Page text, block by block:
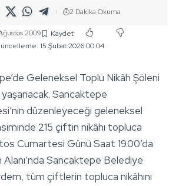
15 Şubat 2026 00:04
2009
2 Dakika Okuma
Geleneksel Toplu Nikâh Şöleni
Sancaktepe
düzenleyeceği geleneksel
215 çiftin nikâhı topluca
Cumartesi Günü Saat 19.00’da
Alanı’nda Sancaktepe Belediye
tüm çiftlerin topluca nikâhını